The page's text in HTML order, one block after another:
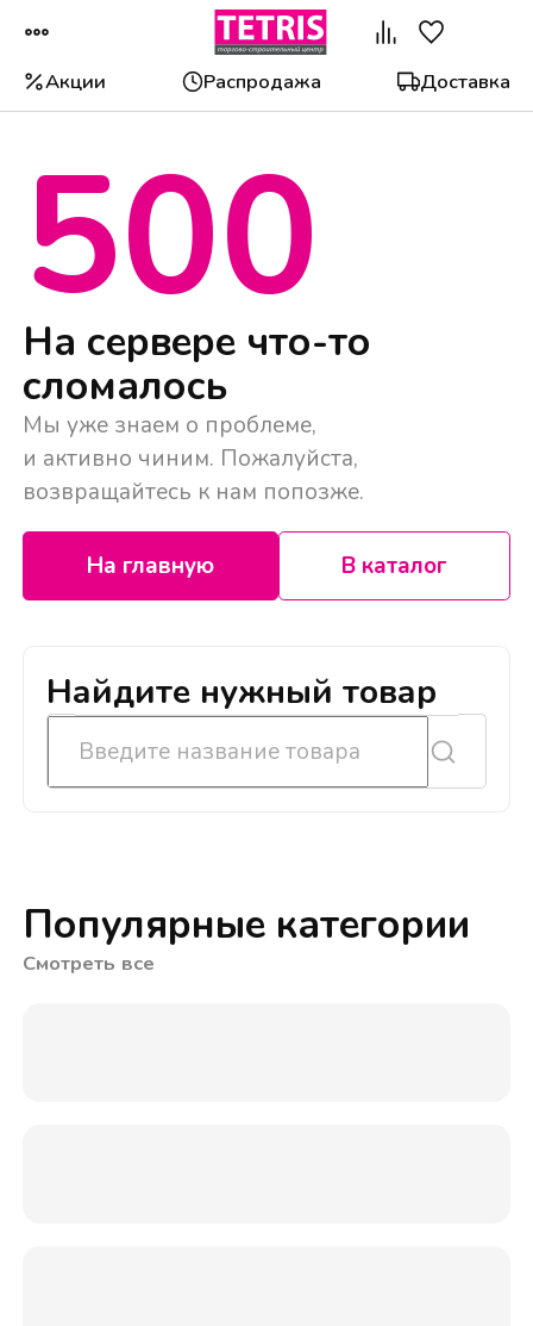
Акции Распродажа Доставка
500
На сервере что-то
сломалось
Мы уже знаем о проблеме,
и активно чиним. Пожалуйста,
возвращайтесь к нам попозже.
На главную В каталог
Найдите нужный товар
Популярные категории
Смотреть все